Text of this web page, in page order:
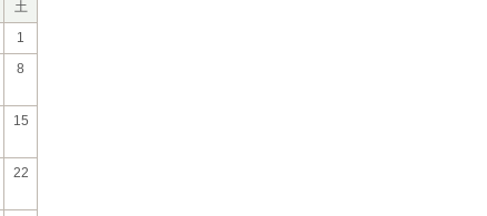
土
1
8
15
22